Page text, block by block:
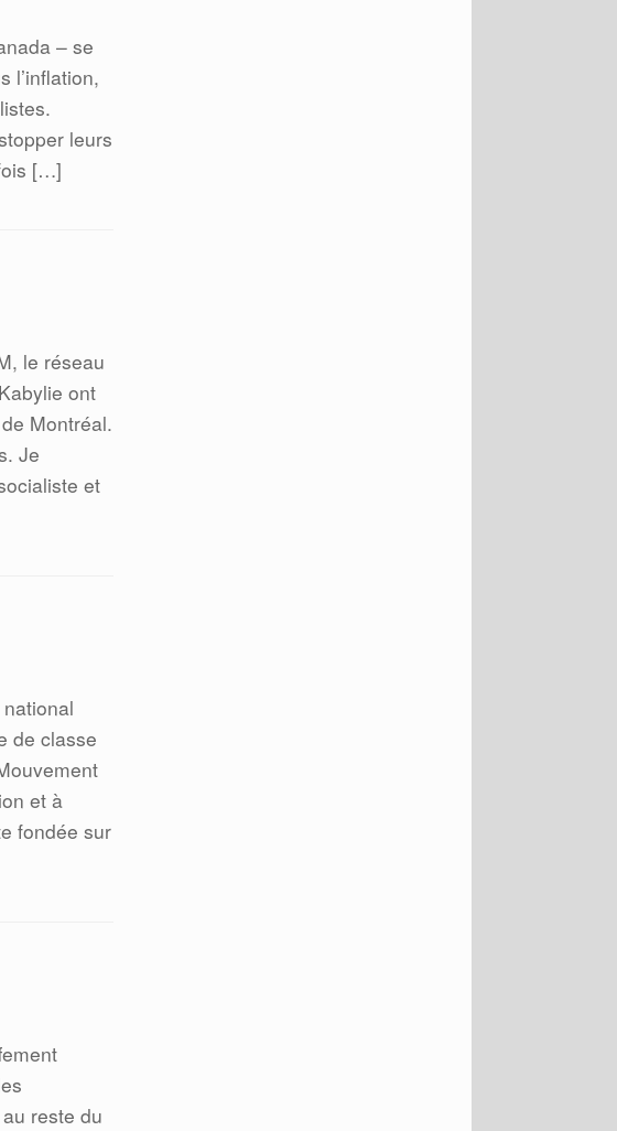
– se
l’inflation,
leurs
[…]
le réseau
ont
Montréal.
Je
et
de classe
et à
fondée sur
reste du